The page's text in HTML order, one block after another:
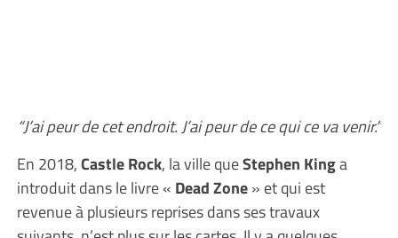
“J’ai peur de cet endroit. J’ai peur de ce qui ce va venir.”
En 2018,Castle Rock, la ville queStephen Kinga
introduit dans le livre « Dead Zone» et qui est
revenue à plusieurs reprises dans ses travaux